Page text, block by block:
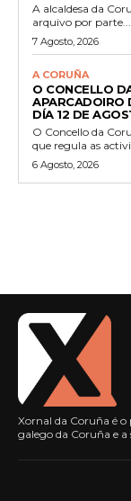
A alcaldesa da
arquivo por parte...
7 Agosto, 2026
A CORUÑA
O CONCELLO
APARCADOIRO
DÍA 12 DE
O Concello da
que regula as
6 Agosto, 2026
Xornal da Coruña é
galego da Coruña e